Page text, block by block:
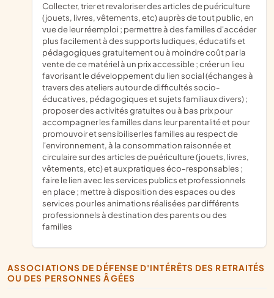
collecter, trier et revaloriser des articles de puériculture
(jouets, livres, vêtements, etc) auprès de tout public, en
vue de leur réemploi ; permettre à des familles d'accéder
plus facilement à des supports ludiques, éducatifs et
pédagogiques gratuitement ou à moindre coût par la
vente de ce matériel à un prix accessible ; créer un lieu
favorisant le développement du lien social (échanges à
travers des ateliers autour de difficultés socio-
éducatives, pédagogiques et sujets familiaux divers) ;
proposer des activités gratuites ou à bas prix pour
accompagner les familles dans leur parentalité et pour
promouvoir et sensibiliser les familles au respect de
l'environnement, à la consommation raisonnée et
circulaire sur des articles de puériculture (jouets, livres,
vêtements, etc) et aux pratiques éco-responsables ;
faire le lien avec les services publics et professionnels
en place ; mettre à disposition des espaces ou des
services pour les animations réalisées par différents
professionnels à destination des parents ou des
familles
ASSOCIATIONS DE DÉFENSE D'INTÉRÊTS DES RETRAITÉS
OU DES PERSONNES ÂGÉES